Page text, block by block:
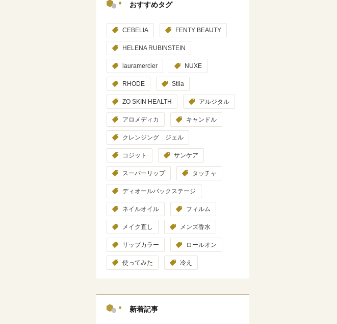
おすすめタグ
CEBELIA FENTY BEAUTY
HELENA RUBINSTEIN
lauramercier NUXE
RHODE Stila
ZO SKIN HEALTH アルジタル
アロメディカ キャンドル
クレンジング ジェル
コジット サンケア
スーパーリップ タッチャ
ディオールバックステージ
ネイルオイル フィルム
メイク直し メンズ香水
リップカラー ロールオン
使ってみた 冷え
新着記事